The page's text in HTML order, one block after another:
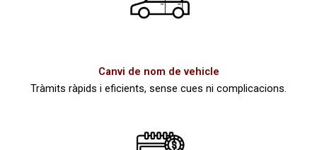
Canvi de nom de vehicle
Tràmits ràpids i eficients, sense cues ni complicacions.